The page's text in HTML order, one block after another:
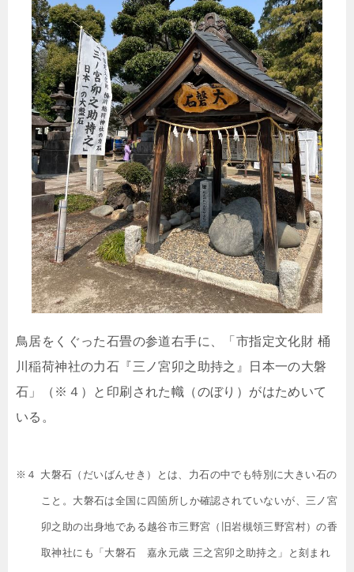
鳥居をくぐった石畳の参道右手に、「市指定文化財 桶
川稲荷神社の力石『三ノ宮卯之助持之』日本一の大磐
石」（※４）と印刷された幟（のぼり）がはためいて
いる。
※４ 大磐石（だいばんせき）とは、力石の中でも特別に大きい石の
こと。大磐石は全国に四箇所しか確認されていないが、三ノ宮
卯之助の出身地である越谷市三野宮（旧岩槻領三野宮村）の香
取神社にも「大磐石 嘉永元歳 三之宮卯之助持之」と刻まれ